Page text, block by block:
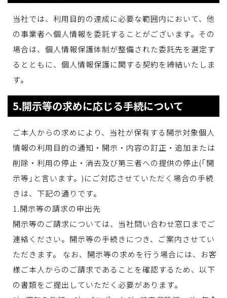
当社では、利用目的の達成に必要な範囲内において、他
の事業者へ個人情報を委託することがございます。その
場合は、個人情報保護体制が整備された委託先を選定す
るとともに、個人情報保護に関する契約を締結いたしま
す。
5.開示等の求めに応じる手続について
ご本人からの求めにより、当社が保有する開示対象個人
情報の利用目的の通知・開示・内容の訂正・追加または
削除・利用の停止・消去及び第三者への提供の停止(｢開
示等｣と言います。)にご対応させていただく場合の手続
きは、下記の通りです。
1.開示等の請求の申出先
開示等のご請求については、当社問い合わせ窓口までご
連絡ください。開示等の手続きにつき、ご案内させてい
ただきます。 なお、開示等の求めを行う場合には、お客
様ご本人からのご請求であることを確認するため、以下
の書類をご提出していただく必要があります。